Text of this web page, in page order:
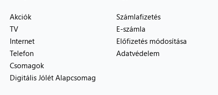
Akciók
TV
Internet
Telefon
Csomagok
Digitális Jólét Alapcsomag
Számlafizetés
E-számla
Előfizetés módosítása
Adatvédelem